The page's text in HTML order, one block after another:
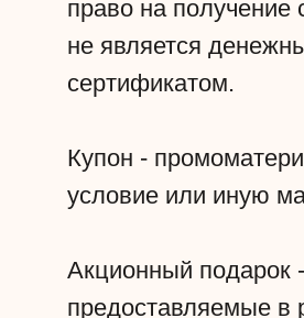
право на
не является
сертификатом.
Купон -
условие или иную
Акционный подарок
предоставляемые в